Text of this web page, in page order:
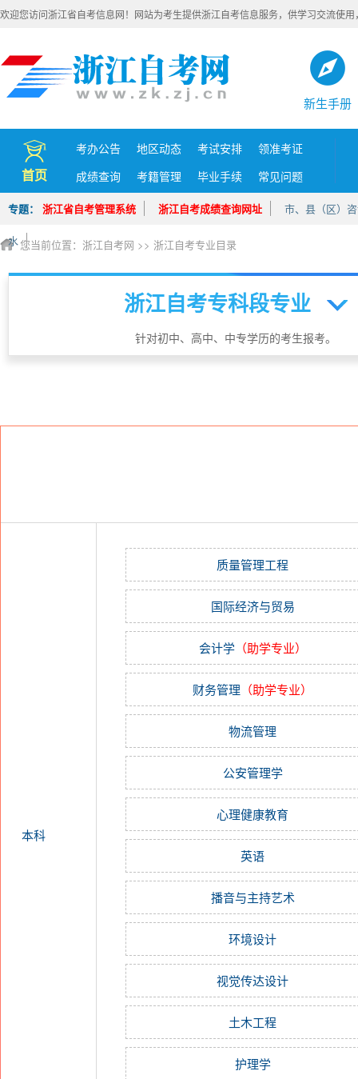
欢迎您访问浙江省自考信息网！网站为考生提供浙江自考信息服务，供学习交流使
新生手册
首页
考办公告 地区动态 考试安排
领准考证
成绩查询
考籍管理 毕业手续 常见问题
专题： 浙江省自考管理系统 浙江自考成绩查询网址 市、县（区）
水您当前位置： 浙江自考网 >> 浙江自考专业目录
浙江自考专科段专业
针对初中、高中、中专学历的考生报考。
本科
质量管理工程
国际经济与贸易
会计学（助学专业）
财务管理 （助学专业）
物流管理
公安管理学
心理健康教育
英语
播音与主持艺术
环境设计
视觉传达设计
土木工程
护理学